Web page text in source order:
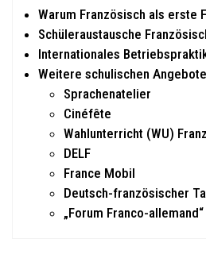
Warum Französisch als erste
Schüleraustausche
Internationales
Weitere schulischen
Sprachenatelier
Cinéfête
Wahlunterricht (WU)
DELF
France Mobil
Deutsch-französischer
„Forum Franco-